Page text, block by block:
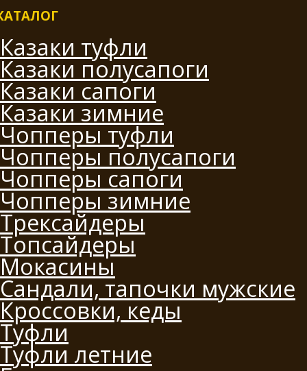
Казаки туфли
Казаки полусапоги
Казаки сапоги
Казаки зимние
Чопперы туфли
Чопперы полусапоги
Чопперы сапоги
Чопперы зимние
Трексайдеры
Топсайдеры
Мокасины
Сандали, тапочки мужские
Кроссовки, кеды
Туфли
Туфли летние